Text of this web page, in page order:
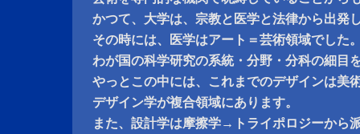
かつて、大学は、宗教と医学と法律から出発
その時には、医学はアート＝芸術領域でした
わが国の科学研究の系統・分野・分科の細目
やっとこの中には、これまでのデザインは美
デザイン学が複合領域にあります。
また、設計学は摩擦学→トライポロジーから